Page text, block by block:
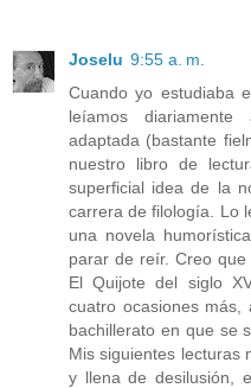
Joselu 9:55 a. m.
Cuando yo estudiaba
leíamos
adaptada (bastante
nuestro libro de
superficial idea de la
carrera de filología. Lo
una novela
parar de reír. Creo
El Quijote del siglo
cuatro ocasiones más,
bachillerato en que se
Mis siguientes lecturas
y llena de desilusión,